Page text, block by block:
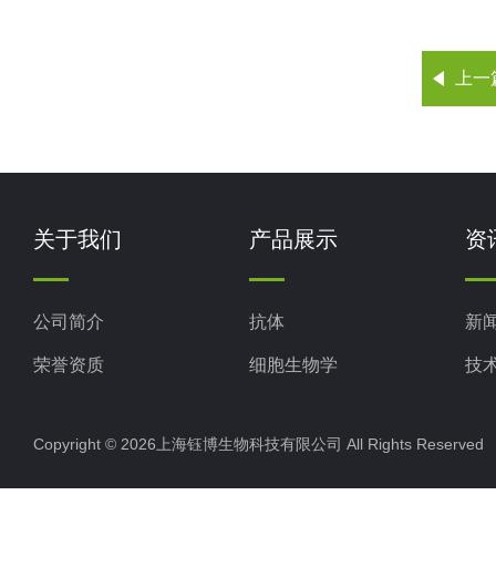
上
关于我们
公司简介
荣誉资质
产品展示
抗体
细胞生物学
资
新
技
Copyright © 2026上海钰博生物科技有限公司 All Rights